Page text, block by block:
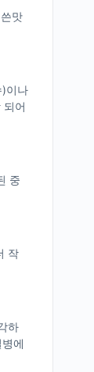
맛
이나
어
중
작
하
에